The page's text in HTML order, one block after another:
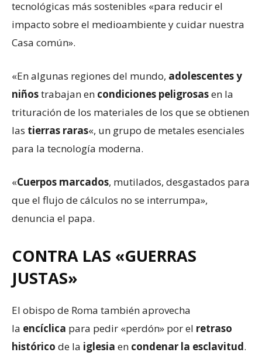
tecnológicas más sostenibles «para reducir el
impacto sobre el medioambiente y cuidar nuestra
Casa común».
«En algunas regiones del mundo, adolescentes y
niñostrabajan en condiciones peligrosasen la
trituración de los materiales de los que se obtienen
las tierras raras«, un grupo de metales esenciales
para la tecnología moderna.
«Cuerpos marcados, mutilados, desgastados para
que el flujo de cálculos no se interrumpa»,
denuncia el papa.
CONTRA LAS «GUERRAS
JUSTAS»
El obispo de Roma también aprovecha
la encíclica para pedir «perdón» por el retraso
histórico de la iglesia en condenar la esclavitud.